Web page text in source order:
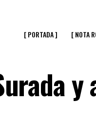
[ PORTADA ] [ NOTA